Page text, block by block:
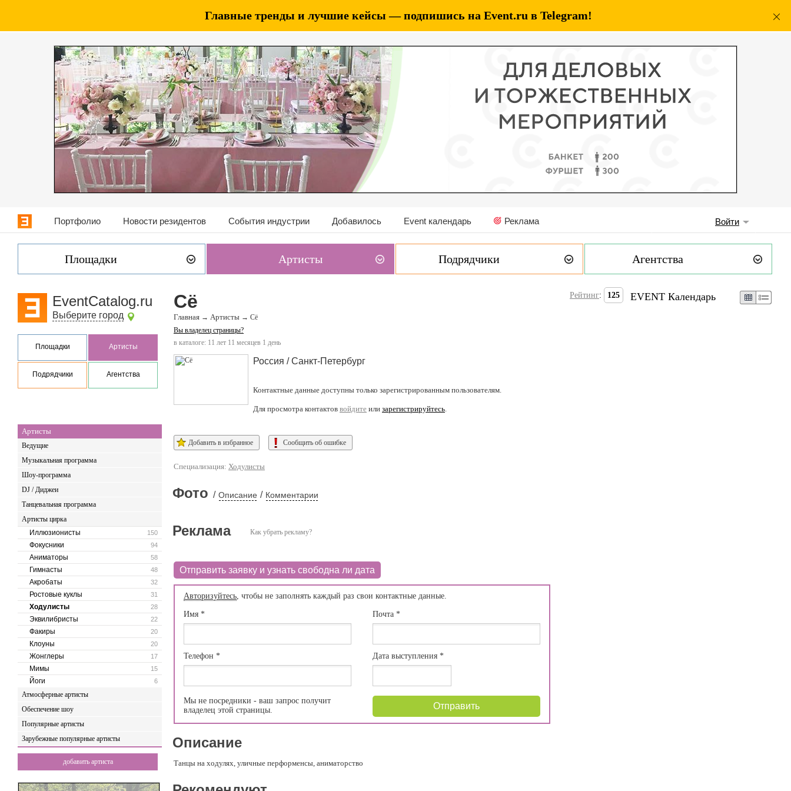
Главные тренды и лучшие кейсы — подпишись на Event.ru в Telegram!
Портфолио Новости резидентов События индустрии Добавилось Event календарь Реклама Войти
Площадки Артисты Подрядчики Агентства
EventCatalog.ru
Выберите город
Площадки Артисты
Подрядчики Агентства
Артисты
Ведущие
Музыкальная программа
Шоу-программа
DJ / Диджеи
Танцевальная программа
Артисты цирка
150
Иллюзионисты
94
Фокусники
58
Аниматоры
48
Гимнасты
32
Акробаты
31
Ростовые куклы
28
Ходулисты
22
Эквилибристы
20
Факиры
20
Клоуны
17
Жонглеры
15
Мимы
6
Йоги
Атмосферные артисты
Обеспечение шоу
Популярные артисты
Зарубежные популярные артисты
добавить артиста
Сё
Главная → Артисты → Сё
Вы владелец страницы?
в каталоге: 11 лет 11 месяцев 1 день
Рейтинг: 125
Россия / Санкт-Петербург
Контактные данные доступны только зарегистрированным пользователям.
Для просмотра контактов войдите или зарегистрируйтесь.
Добавить в избранное Сообщить об ошибке
Специализация: Ходулисты
Фото / Описание / Комментарии
Как убрать рекламу?
Реклама
Отправить заявку и узнать свободна ли дата
Авторизуйтесь, чтобы не заполнять каждый раз свои контактные данные.
Имя *
Телефон *
Мы не посредники - ваш запрос получит
владелец этой страницы.
Почта*
Дата выступления*
Отправить
Описание
Танцы на ходулях, уличные перформенсы, аниматорство
EVENT Календарь